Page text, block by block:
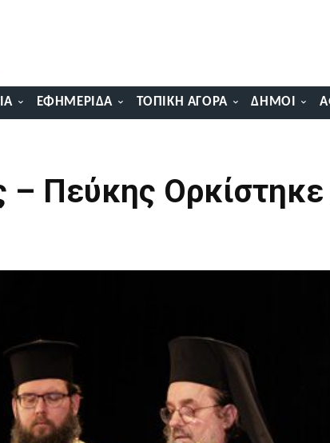
ΕΦΗΜΕΡΊΔΑ ΤΟΠΙΚΉ ΑΓΟΡΆ ΔΉΜΟΙ
Πεύκης